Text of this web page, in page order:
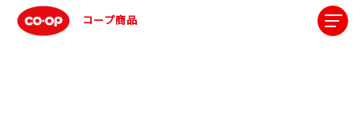
コープ商品